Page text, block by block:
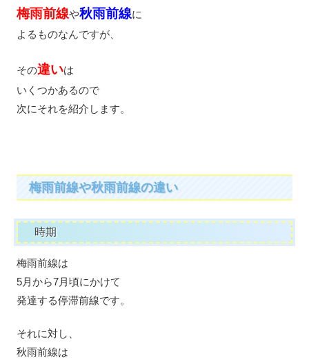
梅雨前線や秋雨前線に
よるものなんですが、
その違いは
いくつかあるので
次にそれを紹介します。
梅雨前線や秋雨前線の違い
時期
梅雨前線は
5月から7月頃にかけて
発達する停滞前線です。
それに対し、
秋雨前線は